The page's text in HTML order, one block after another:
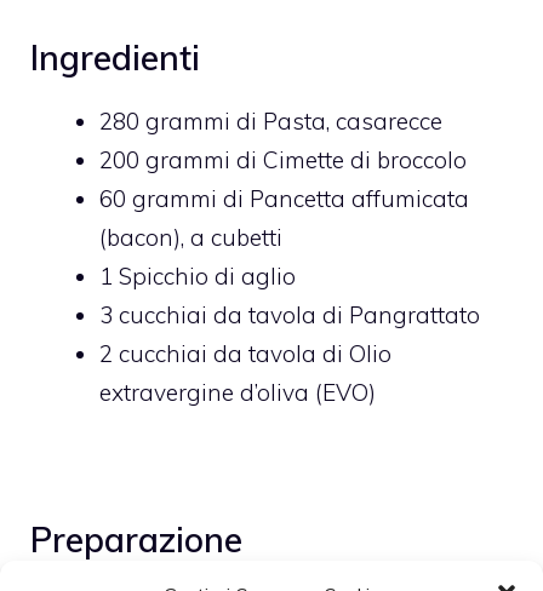
Ingredienti
280 grammi di Pasta, casarecce
200 grammi di Cimette di broccolo
60 grammi di Pancetta affumicata
(bacon), a cubetti
1 Spicchio di aglio
3 cucchiai da tavola di Pangrattato
2 cucchiai da tavola di Olio
extravergine d’oliva (EVO)
Preparazione